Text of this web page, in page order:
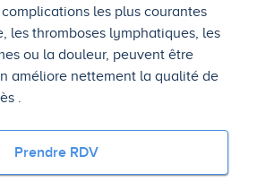
les plus courantes
les thromboses lymphatiques, les
ou la douleur, peuvent être
améliore nettement la qualité de
.
Prendre RDV